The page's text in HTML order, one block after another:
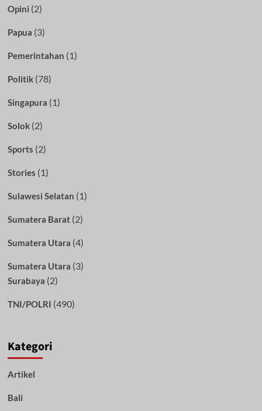
Opini (2)
Papua (3)
Pemerintahan (1)
Politik(78)
Singapura (1)
Solok(2)
Sports (2)
Stories (1)
Sulawesi Selatan (1)
Sumatera Barat(2)
Sumatera Utara (4)
Sumatera Utara (3)
Surabaya (2)
TNI/POLRI (490)
Kategori
Artikel
Bali